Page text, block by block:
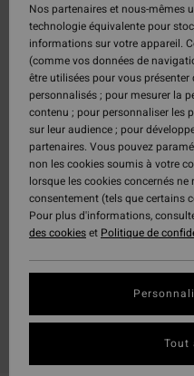
Nos partenaires et nous-mêmes
technologie équivalente pour
informations sur votre appareil.
(comme vos données de
être utilisées pour vous
personnalisés ; pour mesurer la
contenu ; pour personnaliser les
sur leur audience ; pour
partenaires. Vous pouvez
non les cookies soumis à votre
lorsque les cookies concernés ne
consentement (tels que certains
Pour plus d'informations,
des cookieset Politique de
Tout